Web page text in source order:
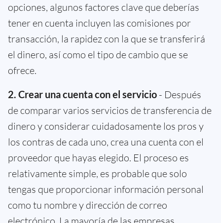
opciones, algunos factores clave que deberías
tener en cuenta incluyen las comisiones por
transacción, la rapidez con la que se transferirá
el dinero, así como el tipo de cambio que se
ofrece.
2. Crear una cuenta con el servicio - Después
de comparar varios servicios de transferencia de
dinero y considerar cuidadosamente los pros y
los contras de cada uno, crea una cuenta con el
proveedor que hayas elegido. El proceso es
relativamente simple, es probable que solo
tengas que proporcionar información personal
como tu nombre y dirección de correo